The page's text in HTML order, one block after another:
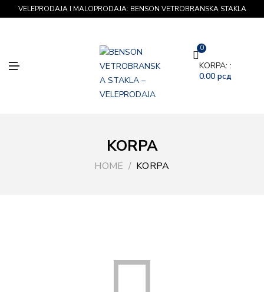
VELEPRODAJA I MALOPRODAJA: BENSON VETROBRANSKA STAKLA
0
KORPA: :
0.00 рсд
KORPA
HOME KORPA